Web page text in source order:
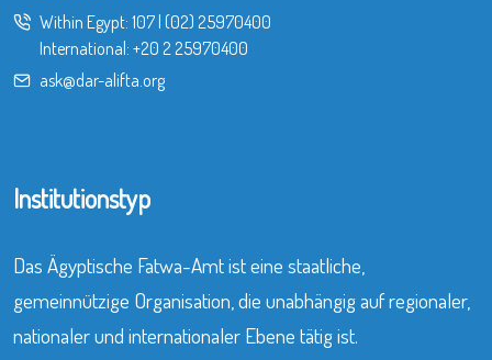
Within Egypt: 107| (02) 25970400
International: +20 2 25970400
ask@dar-alifta.org
Institutionstyp
Das Ägyptische Fatwa-Amt ist eine staatliche,
gemeinnützige Organisation, die unabhängig auf regionaler,
nationaler und internationaler Ebene tätig ist.